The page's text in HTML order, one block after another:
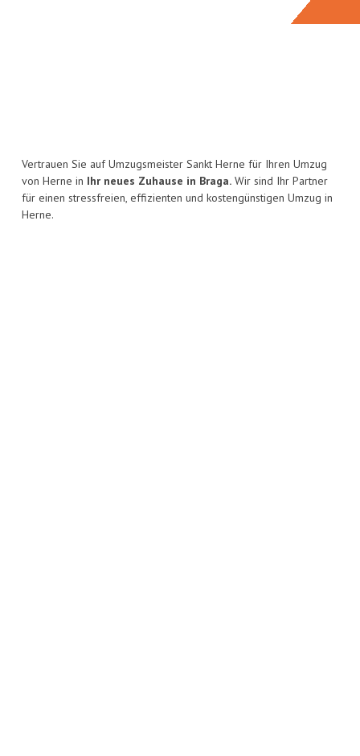
Vertrauen Sie auf Umzugsmeister Sankt Herne für Ihren Umzug
von Herne in Ihr neues Zuhause in Braga. Wir sind Ihr Partner
für einen stressfreien, effizienten und kostengünstigen Umzug in
Herne.